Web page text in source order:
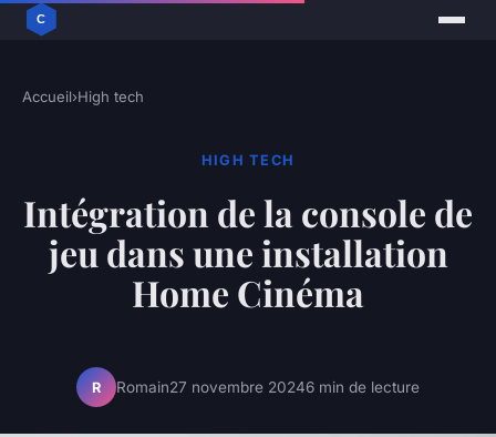
Accueil›High tech
HIGH TECH
Intégration de la console de
jeu dans une installation
Home Cinéma
R Romain27 novembre 20246 min de lecture